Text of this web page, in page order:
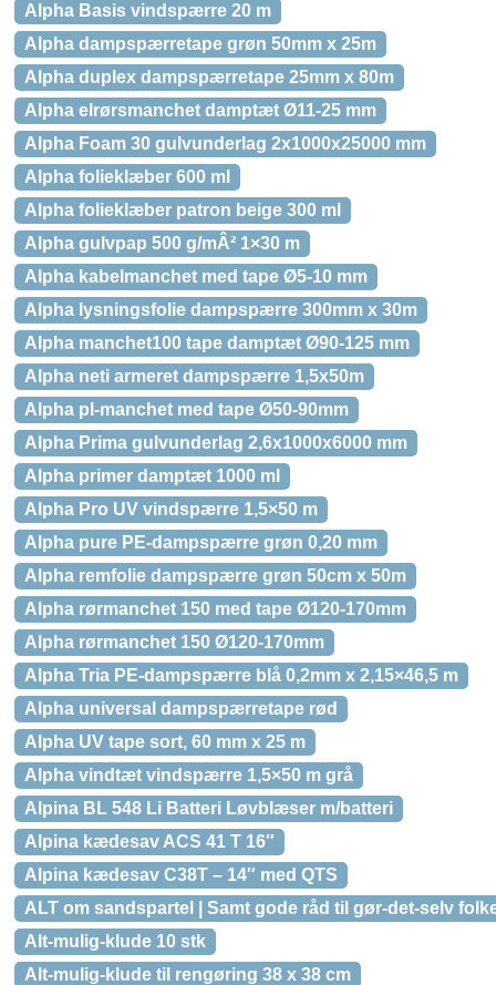
Alpha Basis vindspærre 20 m
Alpha dampspærretape grøn 50mm x 25m
Alpha duplex dampspærretape 25mm x 80m
Alpha elrørsmanchet damptæt Ø11-25 mm
Alpha Foam 30 gulvunderlag 2x1000x25000 mm
Alpha folieklæber 600 ml
Alpha folieklæber patron beige 300 ml
Alpha gulvpap 500 g/mÂ² 1×30 m
Alpha kabelmanchet med tape Ø5-10 mm
Alpha lysningsfolie dampspærre 300mm x 30m
Alpha manchet100 tape damptæt Ø90-125 mm
Alpha neti armeret dampspærre 1,5x50m
Alpha pl-manchet med tape Ø50-90mm
Alpha Prima gulvunderlag 2,6x1000x6000 mm
Alpha primer damptæt 1000 ml
Alpha Pro UV vindspærre 1,5×50 m
Alpha pure PE-dampspærre grøn 0,20 mm
Alpha remfolie dampspærre grøn 50cm x 50m
Alpha rørmanchet 150 med tape Ø120-170mm
Alpha rørmanchet 150 Ø120-170mm
Alpha Tria PE-dampspærre blå 0,2mm x 2,15×46,5 m
Alpha universal dampspærretape rød
Alpha UV tape sort, 60 mm x 25 m
Alpha vindtæt vindspærre 1,5×50 m grå
Alpina BL 548 Li Batteri Løvblæser m/batteri
Alpina kædesav ACS 41 T 16″
Alpina kædesav C38T – 14″ med QTS
ALT om sandspartel | Samt gode råd til gør-det-selv
Alt-mulig-klude 10 stk
Alt-mulig-klude til rengøring 38 x 38 cm